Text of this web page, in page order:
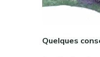
Quelques